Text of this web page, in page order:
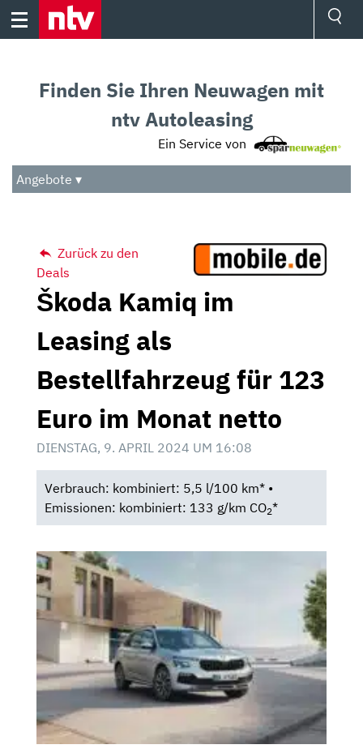
Skip
Audio
Das Beste
Finden Sie Ihren Neuwagen mit
ntv Autoleasing
Ein Service von
Angebote ▾
Zurück zu den
Deals
Škoda Kamiq im
Leasing als
Bestellfahrzeug für 123
Euro im Monat netto
DIENSTAG, 9. APRIL 2024 UM 16:08
Verbrauch: kombiniert: 5,5 l/100 km* •
Emissionen: kombiniert: 133 g/km CO2*